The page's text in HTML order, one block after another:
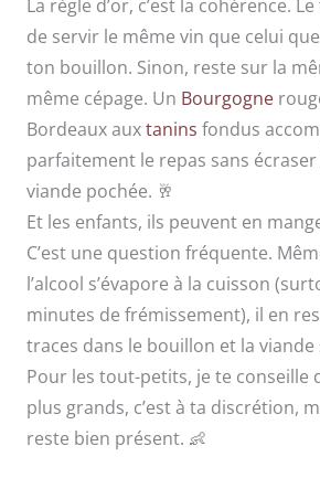
La règle d’or, c’est la cohérence.
de servir le même vin que celui
ton bouillon. Sinon, reste sur la
même cépage. Un Bourgogne
Bordeaux auxtanins fondus
parfaitement le repas sans
viande pochée. 🥂
Et les enfants, ils peuvent en
C’est une question fréquente.
l’alcool s’évapore à la cuisson
minutes de frémissement), il en
traces dans le bouillon et la viande
Pour les tout-petits, je te conseille
plus grands, c’est à ta discrétion,
reste bien présent. 👶